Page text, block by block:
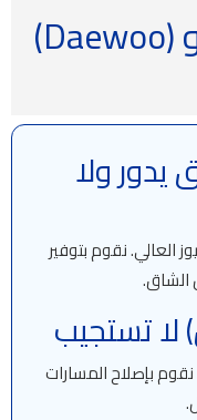
تشخيص أعطال دايو (Daewoo)
يدور ولا
العالي. نقوم بتوفير
الشاق.
بإصلاح المسارات